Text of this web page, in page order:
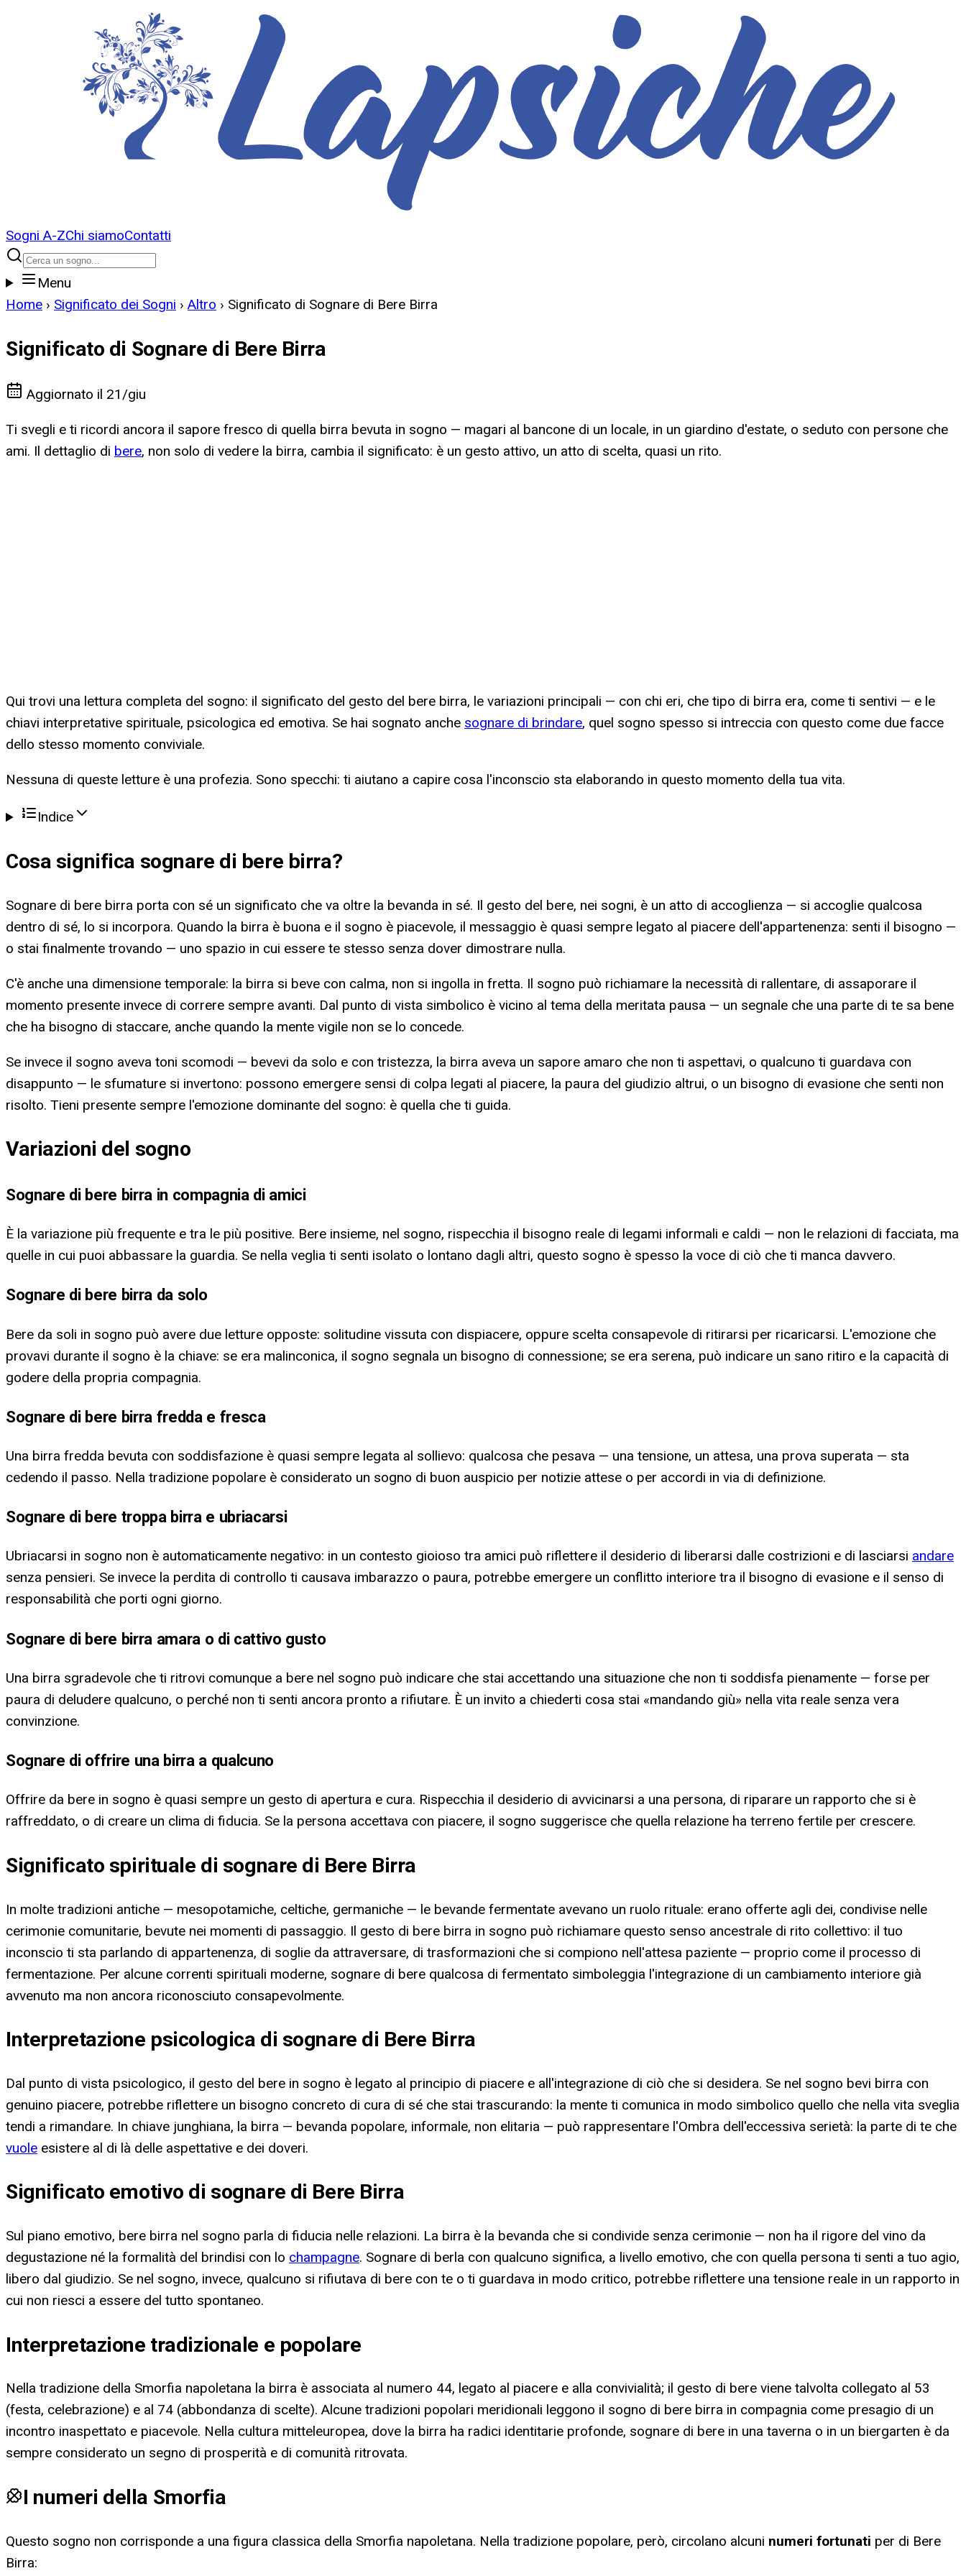
Sogni A-ZChi siamoContatti
Menu
Home › Significato dei Sogni › Altro › Significato di Sognare di Bere Birra
Significato di Sognare di Bere Birra
Aggiornato il 21/giu
Ti svegli e ti ricordi ancora il sapore fresco di quella birra bevuta in sogno — magari al bancone di un locale, in un giardino d'estate, o seduto con persone che
ami. Il dettaglio di bere, non solo di vedere la birra, cambia il significato: è un gesto attivo, un atto di scelta, quasi un rito.
Qui trovi una lettura completa del sogno: il significato del gesto del bere birra, le variazioni principali — con chi eri, che tipo di birra era, come ti sentivi — e le
chiavi interpretative spirituale, psicologica ed emotiva. Se hai sognato anche sognare di brindare, quel sogno spesso si intreccia con questo come due facce
dello stesso momento conviviale.
Nessuna di queste letture è una profezia. Sono specchi: ti aiutano a capire cosa l'inconscio sta elaborando in questo momento della tua vita.
Indice
Cosa significa sognare di bere birra?
Sognare di bere birra porta con sé un significato che va oltre la bevanda in sé. Il gesto del bere, nei sogni, è un atto di accoglienza — si accoglie qualcosa
dentro di sé, lo si incorpora. Quando la birra è buona e il sogno è piacevole, il messaggio è quasi sempre legato al piacere dell'appartenenza: senti il bisogno —
o stai finalmente trovando — uno spazio in cui essere te stesso senza dover dimostrare nulla.
C'è anche una dimensione temporale: la birra si beve con calma, non si ingolla in fretta. Il sogno può richiamare la necessità di rallentare, di assaporare il
momento presente invece di correre sempre avanti. Dal punto di vista simbolico è vicino al tema della meritata pausa — un segnale che una parte di te sa bene
che ha bisogno di staccare, anche quando la mente vigile non se lo concede.
Se invece il sogno aveva toni scomodi — bevevi da solo e con tristezza, la birra aveva un sapore amaro che non ti aspettavi, o qualcuno ti guardava con
disappunto — le sfumature si invertono: possono emergere sensi di colpa legati al piacere, la paura del giudizio altrui, o un bisogno di evasione che senti non
risolto. Tieni presente sempre l'emozione dominante del sogno: è quella che ti guida.
Variazioni del sogno
Sognare di bere birra in compagnia di amici
È la variazione più frequente e tra le più positive. Bere insieme, nel sogno, rispecchia il bisogno reale di legami informali e caldi — non le relazioni di facciata, ma
quelle in cui puoi abbassare la guardia. Se nella veglia ti senti isolato o lontano dagli altri, questo sogno è spesso la voce di ciò che ti manca davvero.
Sognare di bere birra da solo
Bere da soli in sogno può avere due letture opposte: solitudine vissuta con dispiacere, oppure scelta consapevole di ritirarsi per ricaricarsi. L'emozione che
provavi durante il sogno è la chiave: se era malinconica, il sogno segnala un bisogno di connessione; se era serena, può indicare un sano ritiro e la capacità di
godere della propria compagnia.
Sognare di bere birra fredda e fresca
Una birra fredda bevuta con soddisfazione è quasi sempre legata al sollievo: qualcosa che pesava — una tensione, un attesa, una prova superata — sta
cedendo il passo. Nella tradizione popolare è considerato un sogno di buon auspicio per notizie attese o per accordi in via di definizione.
Sognare di bere troppa birra e ubriacarsi
Ubriacarsi in sogno non è automaticamente negativo: in un contesto gioioso tra amici può riflettere il desiderio di liberarsi dalle costrizioni e di lasciarsi andare
senza pensieri. Se invece la perdita di controllo ti causava imbarazzo o paura, potrebbe emergere un conflitto interiore tra il bisogno di evasione e il senso di
responsabilità che porti ogni giorno.
Sognare di bere birra amara o di cattivo gusto
Una birra sgradevole che ti ritrovi comunque a bere nel sogno può indicare che stai accettando una situazione che non ti soddisfa pienamente — forse per
paura di deludere qualcuno, o perché non ti senti ancora pronto a rifiutare. È un invito a chiederti cosa stai «mandando giù» nella vita reale senza vera
convinzione.
Sognare di offrire una birra a qualcuno
Offrire da bere in sogno è quasi sempre un gesto di apertura e cura. Rispecchia il desiderio di avvicinarsi a una persona, di riparare un rapporto che si è
raffreddato, o di creare un clima di fiducia. Se la persona accettava con piacere, il sogno suggerisce che quella relazione ha terreno fertile per crescere.
Significato spirituale di sognare di Bere Birra
In molte tradizioni antiche — mesopotamiche, celtiche, germaniche — le bevande fermentate avevano un ruolo rituale: erano offerte agli dei, condivise nelle
cerimonie comunitarie, bevute nei momenti di passaggio. Il gesto di bere birra in sogno può richiamare questo senso ancestrale di rito collettivo: il tuo
inconscio ti sta parlando di appartenenza, di soglie da attraversare, di trasformazioni che si compiono nell'attesa paziente — proprio come il processo di
fermentazione. Per alcune correnti spirituali moderne, sognare di bere qualcosa di fermentato simboleggia l'integrazione di un cambiamento interiore già
avvenuto ma non ancora riconosciuto consapevolmente.
Interpretazione psicologica di sognare di Bere Birra
Dal punto di vista psicologico, il gesto del bere in sogno è legato al principio di piacere e all'integrazione di ciò che si desidera. Se nel sogno bevi birra con
genuino piacere, potrebbe riflettere un bisogno concreto di cura di sé che stai trascurando: la mente ti comunica in modo simbolico quello che nella vita sveglia
tendi a rimandare. In chiave junghiana, la birra — bevanda popolare, informale, non elitaria — può rappresentare l'Ombra dell'eccessiva serietà: la parte di te che
vuole esistere al di là delle aspettative e dei doveri.
Significato emotivo di sognare di Bere Birra
Sul piano emotivo, bere birra nel sogno parla di fiducia nelle relazioni. La birra è la bevanda che si condivide senza cerimonie — non ha il rigore del vino da
degustazione né la formalità del brindisi con lo champagne. Sognare di berla con qualcuno significa, a livello emotivo, che con quella persona ti senti a tuo agio,
libero dal giudizio. Se nel sogno, invece, qualcuno si rifiutava di bere con te o ti guardava in modo critico, potrebbe riflettere una tensione reale in un rapporto in
cui non riesci a essere del tutto spontaneo.
Interpretazione tradizionale e popolare
Nella tradizione della Smorfia napoletana la birra è associata al numero 44, legato al piacere e alla convivialità; il gesto di bere viene talvolta collegato al 53
(festa, celebrazione) e al 74 (abbondanza di scelte). Alcune tradizioni popolari meridionali leggono il sogno di bere birra in compagnia come presagio di un
incontro inaspettato e piacevole. Nella cultura mitteleuropea, dove la birra ha radici identitarie profonde, sognare di bere in una taverna o in un biergarten è da
sempre considerato un segno di prosperità e di comunità ritrovata.
I numeri della Smorfia
Questo sogno non corrisponde a una figura classica della Smorfia napoletana. Nella tradizione popolare, però, circolano alcuni numeri fortunati per di Bere
Birra: